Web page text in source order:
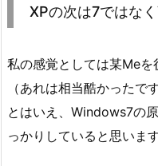
XPの次は7ではな
私の感覚としては某Meを
（あれは相当酷かったです
とはいえ、Windows7の
っかりしていると思いま